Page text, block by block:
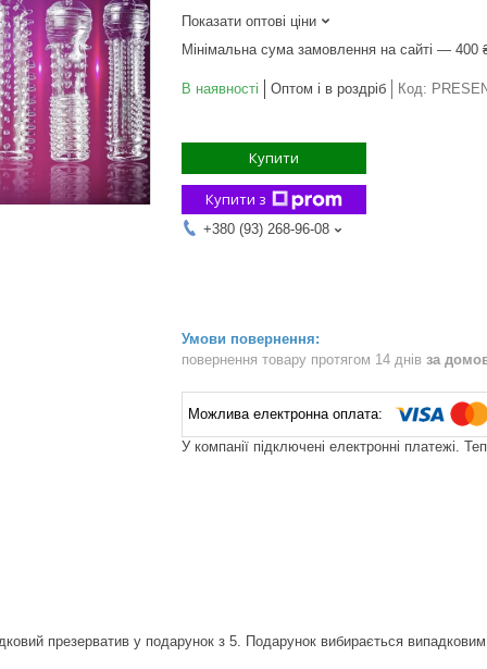
Показати оптові ціни
Мінімальна сума замовлення на сайті — 400
В наявності Оптом і в роздріб Код:
Купити
Купити з
+380 (93) 268-96-08
повернення товару протягом 14 днів за
У компанії підключені електронні платежі.
презерватив у подарунок з 5. Подарунок вибирається